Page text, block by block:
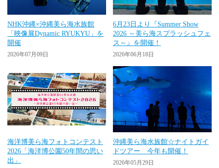
NHK沖縄×沖縄美ら海水族館
「映像展Dynamic RYUKYU」を
開催
2026年07月09日
6月23日より『Summer Show
2026 ～美ら海スプラッシュフェ
ス～』を開催！
2026年06月18日
海洋博美ら海フォトコンテスト
2026「海洋博公園50年間の思い
出」
沖縄美ら海水族館☆ナイトガイ
ドツアー 今年も開催！
2026年05月29日